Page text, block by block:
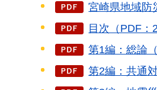
宮崎県地域防
目次（PDF：
第1編：総論
第2編：共通